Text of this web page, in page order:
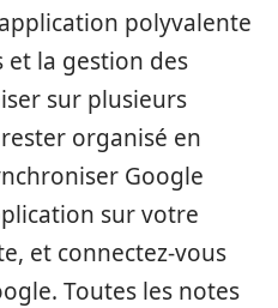
polyvalente
la gestion des
sur plusieurs
organisé en
Google
sur votre
et connectez-vous
Toutes les notes